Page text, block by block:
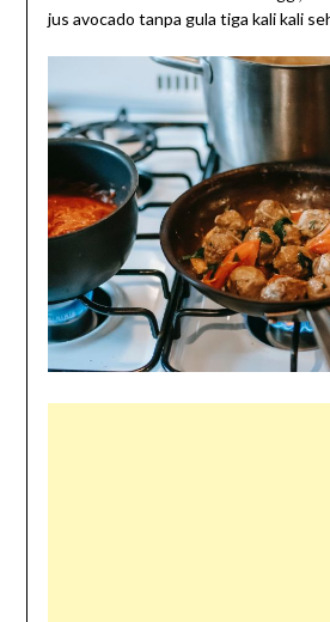
jus avocado tanpa gula tiga kali kali